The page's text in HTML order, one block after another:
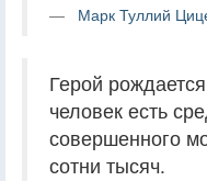
Марк Туллий
Герой
человек есть
совершенного
сотни тысяч.